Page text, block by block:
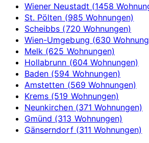
Wiener Neustadt (1458
St. Pölten (985 Wohnungen)
Scheibbs (720 Wohnungen)
Wien-Umgebung (630
Melk (625 Wohnungen)
Hollabrunn (604 Wohnungen)
Baden (594 Wohnungen)
Amstetten (569 Wohnungen)
Krems (519 Wohnungen)
Neunkirchen (371 Wohnungen)
Gmünd (313 Wohnungen)
Gänserndorf (311 Wohnungen)